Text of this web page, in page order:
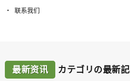
联系我们
最新资讯 カテゴリの最新